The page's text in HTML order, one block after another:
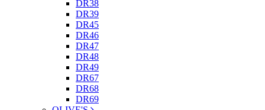
DR38
DR39
DR45
DR46
DR47
DR48
DR49
DR67
DR68
DR69